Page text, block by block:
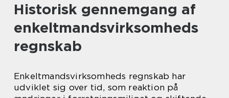
Historisk gennemgang af
enkeltmandsvirksomheds
regnskab
Enkeltmandsvirksomheds regnskab har
udviklet sig over tid, som reaktion på